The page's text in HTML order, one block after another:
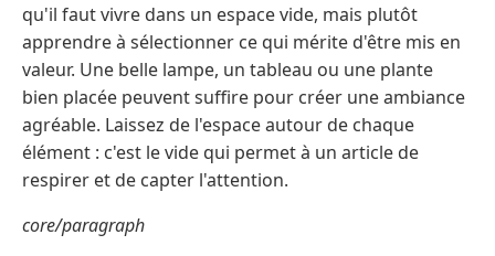
qu'il faut vivre dans un espace vide, mais plutôt
apprendre à sélectionner ce qui mérite d'être mis en
valeur. Une belle lampe, un tableau ou une plante
bien placée peuvent suffire pour créer une ambiance
agréable. Laissez de l'espace autour de chaque
élément : c'est le vide qui permet à un article de
respirer et de capter l'attention.
core/paragraph